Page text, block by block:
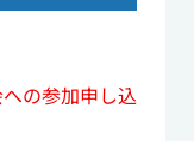
の参加申し込